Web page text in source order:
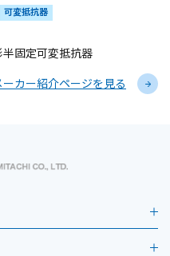
可変抵抗器
固定可変抵抗器
ーカー紹介ページを見る